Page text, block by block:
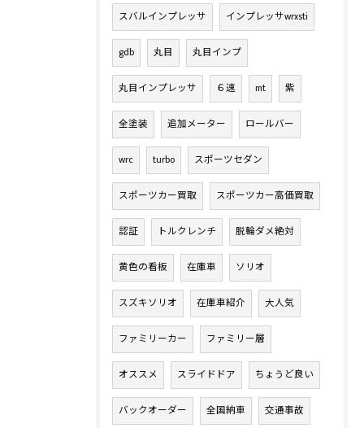
スバルインプレッサ インプレッサwrxsti
gdb 丸目 丸目インプ
丸目インプレッサ ６速 mt 紫
全塗装 追加メーター ロールバー
wrc turbo スポーツセダン
スポーツカー買取 スポーツカー高価買取
認証 トルクレンチ 脱輪ダメ絶対
黄色の看板 在庫車 ソリオ
スズキソリオ 在庫車紹介 大人気
ファミリーカー ファミリー層
オススメ スライドドア ちょうど良い
バックオーダー 全国納車 交通事故